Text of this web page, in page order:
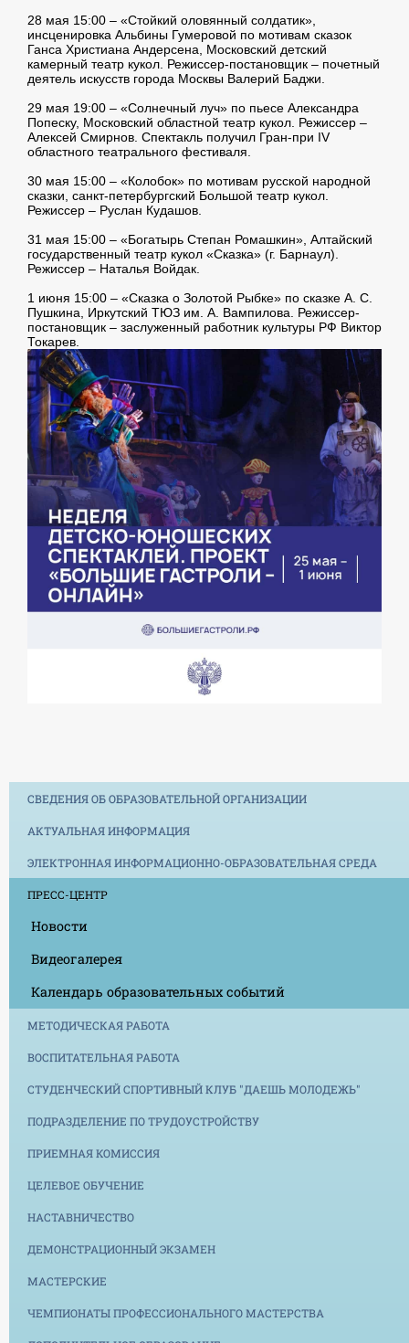
28 мая 15:00 – «Стойкий оловянный солдатик»,
инсценировка Альбины Гумеровой по мотивам сказок
Ганса Христиана Андерсена, Московский детский
камерный театр кукол. Режиссер-постановщик – почетный
деятель искусств города Москвы Валерий Баджи.
29 мая 19:00 – «Солнечный луч» по пьесе Александра
Попеску, Московский областной театр кукол. Режиссер –
Алексей Смирнов. Спектакль получил Гран-при IV
областного театрального фестиваля.
30 мая 15:00 – «Колобок» по мотивам русской народной
сказки, санкт-петербургский Большой театр кукол.
Режиссер – Руслан Кудашов.
31 мая 15:00 – «Богатырь Степан Ромашкин», Алтайский
государственный театр кукол «Сказка» (г. Барнаул).
Режиссер – Наталья Войдак.
1 июня 15:00 – «Сказка о Золотой Рыбке» по сказке А. С.
Пушкина, Иркутский ТЮЗ им. А. Вампилова. Режиссер-
постановщик – заслуженный работник культуры РФ Виктор
Токарев.
СВЕДЕНИЯ ОБ ОБРАЗОВАТЕЛЬНОЙ ОРГАНИЗАЦИИ
АКТУАЛЬНАЯ ИНФОРМАЦИЯ
ЭЛЕКТРОННАЯ ИНФОРМАЦИОННО-ОБРАЗОВАТЕЛЬНАЯ СРЕДА
ПРЕСС-ЦЕНТР
Новости
Видеогалерея
Календарь образовательных событий
МЕТОДИЧЕСКАЯ РАБОТА
ВОСПИТАТЕЛЬНАЯ РАБОТА
СТУДЕНЧЕСКИЙ СПОРТИВНЫЙ КЛУБ "ДАЕШЬ МОЛОДЕЖЬ"
ПОДРАЗДЕЛЕНИЕ ПО ТРУДОУСТРОЙСТВУ
ПРИЕМНАЯ КОМИССИЯ
ЦЕЛЕВОЕ ОБУЧЕНИЕ
НАСТАВНИЧЕСТВО
ДЕМОНСТРАЦИОННЫЙ ЭКЗАМЕН
МАСТЕРСКИЕ
ЧЕМПИОНАТЫ ПРОФЕССИОНАЛЬНОГО МАСТЕРСТВА